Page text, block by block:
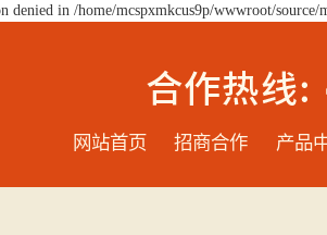
denied in /home/mcspxmkcus9p/wwwroot/source/
网站首页 招商合作 产品